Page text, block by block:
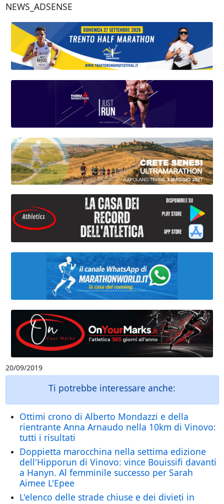
NEWS_ADSENSE
20/09/2019
Ti potrebbe interessare anche:
Ottimi crono di Alberto Mondazzi e della
rientrante Anna Arnaudo nella 10km di Vinovo:
tutti i risultati
Doppietta marocchina nella settima edizione
dell'Hipporun di Vinovo: vince Bouissifi davanti
a Hanyn. Al femminile successo per Sarah
Aimee L'Epee
L'elenco delle strade chiuse e dei divieti in